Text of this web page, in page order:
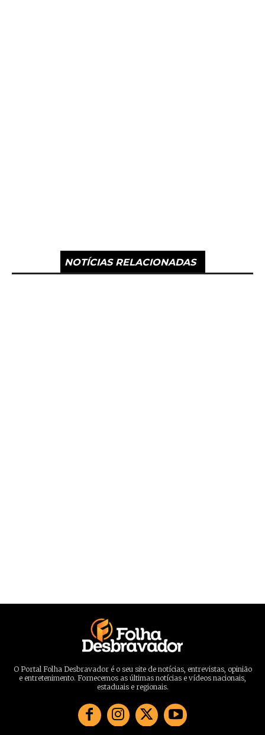
NOTÍCIAS RELACIONADAS
O Portal Folha Desbravador é o seu site de notícias, entrevistas, opinião
e entretenimento. Fornecemos as últimas notícias e vídeos nacionais,
estaduais e regionais.